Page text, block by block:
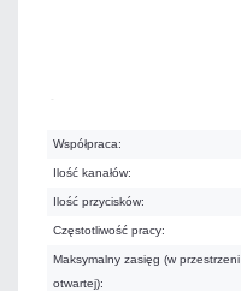
Współpraca:
Ilość kanałów:
Ilość przycisków:
Częstotliwość pracy:
Maksymalny zasięg (w przestrzeni
otwartej):